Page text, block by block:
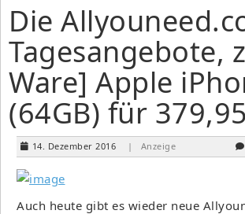
Die
Tagesangebote,
Ware] Apple
(64GB) für
14. Dezember 2016 | Anzeige
Auch heute gibt es wieder neue